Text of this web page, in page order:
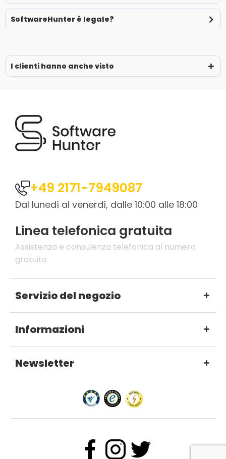
SoftwareHunter è legale?
I clienti hanno anche visto
+49 2171-7949087
Dal lunedì al venerdì, dalle 10:00 alle 18:00
Linea telefonica gratuita
Assistenza e consulenza telefonica al numero
gratuito
Servizio del negozio
Informazioni
Newsletter